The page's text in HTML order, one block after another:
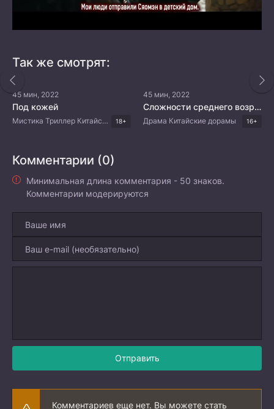
Так же смотрят:
45 мин, 2022
Под кожей
Мистика Триллер Китайские дорамы 18+
45 мин, 2022
Сложности среднего возраста
Драма Китайские дорамы 16+
Комментарии (0)
Минимальная длина комментария - 50 знаков.
Комментарии модерируются
Отправить
Комментариев еще нет. Вы можете стать